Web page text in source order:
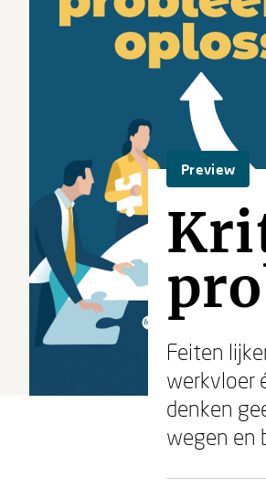
Preview
Feiten
werkvloer
denken
wegen en